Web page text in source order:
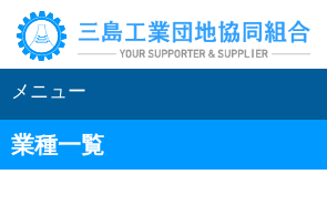
メニュー
業種一覧